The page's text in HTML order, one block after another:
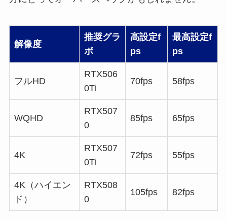
解像度
推奨グラ
ボ
高設定f
ps
最高設定f
ps
フルHD
RTX506
0Ti
70fps 58fps
WQHD
RTX507
0
85fps 65fps
4K
RTX507
0Ti
72fps 55fps
4K（ハイエン
ド）
RTX508
0
105fps 82fps